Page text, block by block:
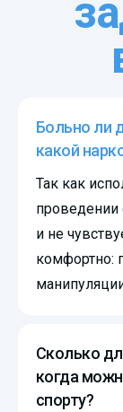
Больно ли
какой
Так как
проведении
и не
комфортно:
Сколько
когда
спорту?